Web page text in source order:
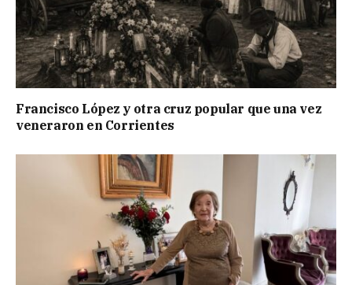
Francisco López y otra cruz popular que una vez
veneraron en Corrientes